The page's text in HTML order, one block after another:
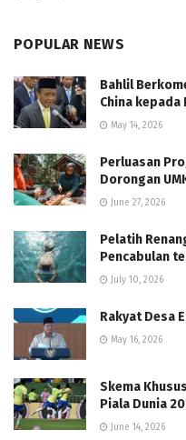
POPULAR NEWS
Bahlil
China kepada
May 14, 2026
Perluasan
Dorongan
June 27, 2026
Pelatih
Pencabulan
July 10, 2026
Rakyat Desa
May 16, 2026
Skema
Piala Dunia
June 14, 2026